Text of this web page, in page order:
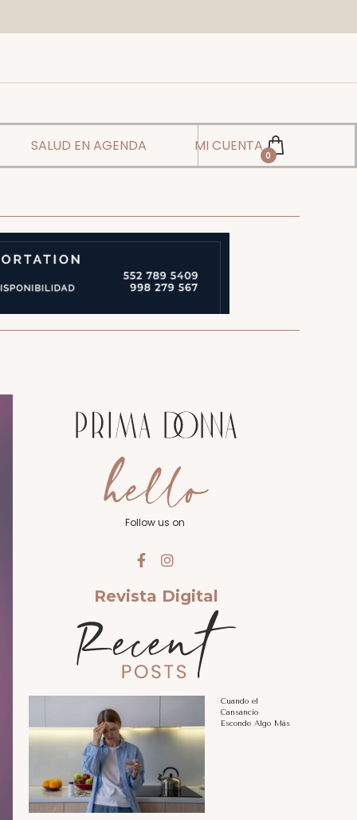
SALUD EN AGENDA MI CUENTA
0
Follow us on
Revista Digital
Cuando el
Cansancio
Esconde Algo Más